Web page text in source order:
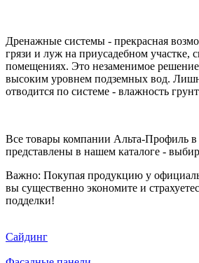
Дренажные системы - прекрасная
грязи и луж на приусадебном участке,
помещениях. Это незаменимое решение
высоким уровнем подземных вод.
отводится по системе - влажность
Все товары компании Альта-Профиль
представлены в нашем каталоге -
Важно: Покупая продукцию у
вы существенно экономите и
подделки!
Сайдинг